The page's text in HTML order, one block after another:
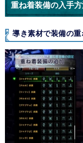
重ね着装備の入手
導き素材で装備の